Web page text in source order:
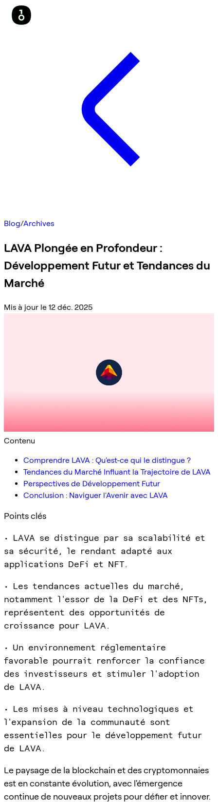
Blog/Archives
LAVA Plongée en Profondeur :
Développement Futur et Tendances du
Marché
Mis à jour le 12 déc. 2025
Contenu
Comprendre LAVA : Qu'est-ce qui le distingue ?
Tendances du Marché Influant la Trajectoire de LAVA
Perspectives de Développement Futur
Conclusion : Naviguer l'Avenir avec LAVA
Points clés
• LAVA se distingue par sa scalabilité et
sa sécurité, le rendant adapté aux
applications DeFi et NFT.
• Les tendances actuelles du marché,
notamment l'essor de la DeFi et des NFTs,
représentent des opportunités de
croissance pour LAVA.
• Un environnement réglementaire
favorable pourrait renforcer la confiance
des investisseurs et stimuler l'adoption
de LAVA.
• Les mises à niveau technologiques et
l'expansion de la communauté sont
essentielles pour le développement futur
de LAVA.
Le paysage de la blockchain et des cryptomonnaies
est en constante évolution, avec l'émergence
continue de nouveaux projets pour défier et innover.